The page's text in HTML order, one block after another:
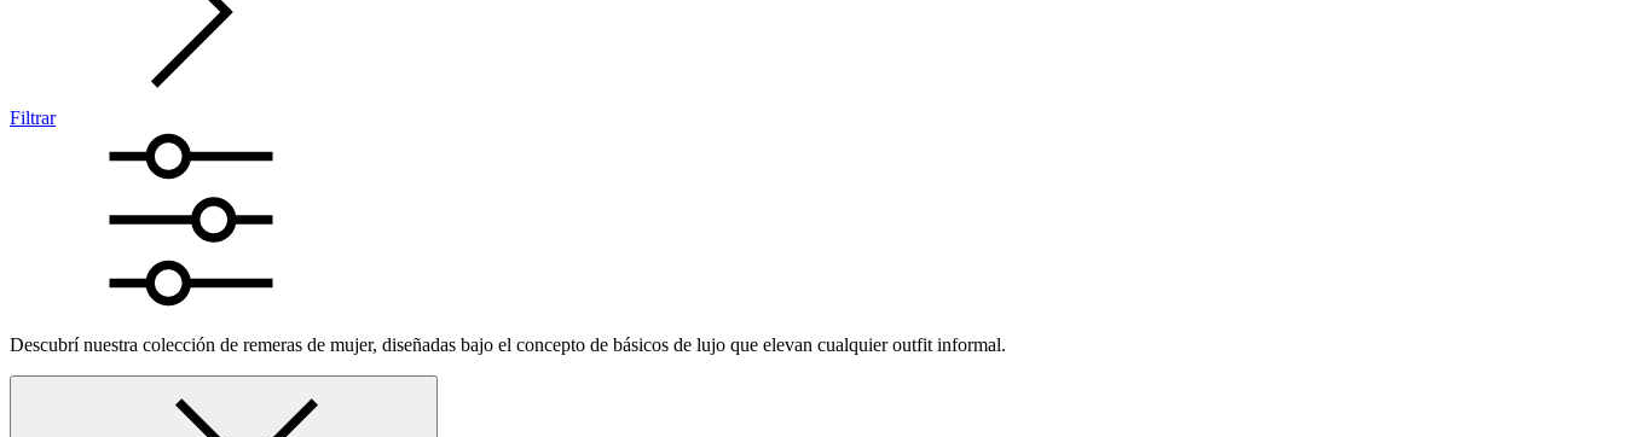
Filtrar
Descubrí nuestra colección de remeras de mujer, diseñadas bajo el concepto de básicos de lujo que elevan cualquier outfit informal.